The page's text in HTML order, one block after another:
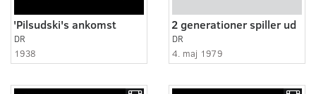
'Pilsudski's ankomst
DR
1938
2 generationer spiller ud
DR
4. maj 1979